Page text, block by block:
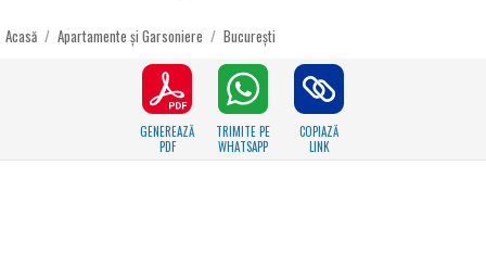
Acasă / Apartamente și Garsoniere / București
GENEREAZĂ
PDF
TRIMITE PE
WHATSAPP
COPIAZĂ
LINK